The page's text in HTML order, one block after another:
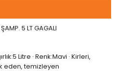
5 LT GAGALI
Litre · Renk:Mavi · Kirleri,
eden, temizleyen